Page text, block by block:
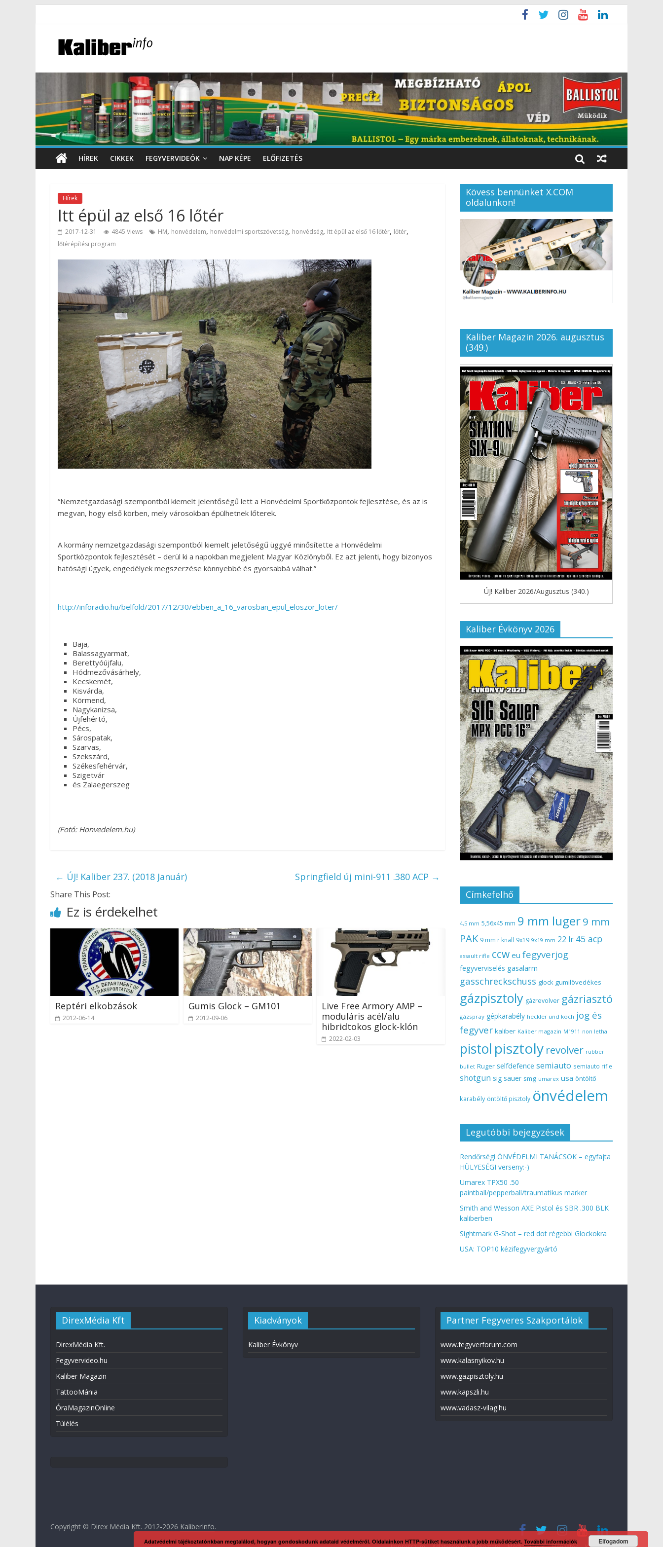
HÍREK CIKKEK FEGYVERVIDEÓK NAP KÉPE ELŐFIZETÉS
Hírek
Itt épül az első 16 lőtér
2017-12-31 4845 Views HM, honvédelem, honvédelmi sportszövetség, honvédség, Itt épül az első 16 lőtér, lőtér,
lőtérépítési program
“Nemzetgazdasági szempontból kiemelt jelentőségű lett a Honvédelmi Sportközpontok fejlesztése, és az is
megvan, hogy első körben, mely városokban épülhetnek lőterek.
A kormány nemzetgazdasági szempontból kiemelt jeletőségű üggyé minősítette a Honvédelmi
Sportközpontok fejlesztését – derül ki a napokban megjelent Magyar Közlönyből. Ez azt jelenti, hogy bizonyos
hatósági ügyek, engedélyek megszerzése könnyebbé és gyorsabbá válhat.”
http://inforadio.hu/belfold/2017/12/30/ebben_a_16_varosban_epul_eloszor_loter/
Baja,
Balassagyarmat,
Berettyóújfalu,
Hódmezővásárhely,
Kecskemét,
Kisvárda,
Körmend,
Nagykanizsa,
Újfehértó,
Pécs,
Sárospatak,
Szarvas,
Szekszárd,
Székesfehérvár,
Szigetvár
és Zalaegerszeg
(Fotó: Honvedelem.hu)
← ÚJ! Kaliber 237. (2018 Január) Springfield új mini-911 .380 ACP →
Share This Post:
Ez is érdekelhet
Reptéri elkobzások
2012-06-14
Gumis Glock – GM101
2012-09-06
Live Free Armory AMP –
moduláris acél/alu
hibridtokos glock-klón
2022-02-03
Kövess bennünket X.COM
oldalunkon!
Kaliber Magazin 2026. augusztus
(349.)
ÚJ! Kaliber 2026/Augusztus (340.)
Kaliber Évkönyv 2026
Címkefelhő
4,5 mm 5,56x45 mm 9 mm luger9 mm
PAK 9 mm r knall 9x19 9x19 mm 22 lr 45 acp
assault rifle ccw eu fegyverjog
fegyverviselés gasalarm
gasschreckschuss glock gumilövedékes
gázpisztoly gázrevolver gázriasztó
gázspray gépkarabély heckler und koch jog és
fegyver kaliber Kaliber magazin M1911 non lethal
pistol pisztoly revolver rubber
bullet Ruger selfdefence semiauto semiauto rifle
shotgun sig sauer smg umarex usa öntöltő
karabély öntöltő pisztoly önvédelem
Legutóbbi bejegyzések
Rendőrségi ÖNVÉDELMI TANÁCSOK – egyfajta
HÜLYESÉGI verseny:-)
Umarex TPX50 .50
paintball/pepperball/traumatikus marker
Smith and Wesson AXE Pistol és SBR .300 BLK
kaliberben
Sightmark G-Shot – red dot régebbi Glockokra
USA: TOP10 kézifegyvergyártó
DirexMédia Kft
DirexMédia Kft.
Fegyvervideo.hu
Kaliber Magazin
TattooMánia
ÓraMagazinOnline
Túlélés
Kiadványok
Kaliber Évkönyv
Partner Fegyveres Szakportálok
www.fegyverforum.com
www.kalasnyikov.hu
www.gazpisztoly.hu
www.kapszli.hu
www.vadasz-vilag.hu
Copyright © Direx Média Kft. 2012-2026 KaliberInfo.
Adatvédelmi tájékoztatónkban megtalálod, hogyan gondoskodunk adataid védelméről. Oldalainkon HTTP-sütiket használunk a jobb működésért. További információk Elfogadom